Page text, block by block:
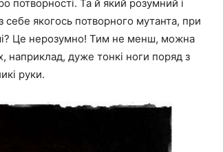
потворності. Та й який розумний і
якогось потворного мутанта, при
Це нерозумно! Тим не менш, можна
наприклад, дуже тонкі ноги поряд з
руки.